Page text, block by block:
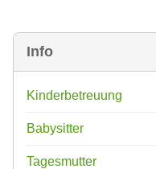
Info
Kinderbetreuung
Babysitter
Tagesmutter